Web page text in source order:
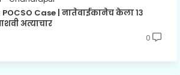
Case | नातेवाईकानेच केला १३
अत्याचार
0